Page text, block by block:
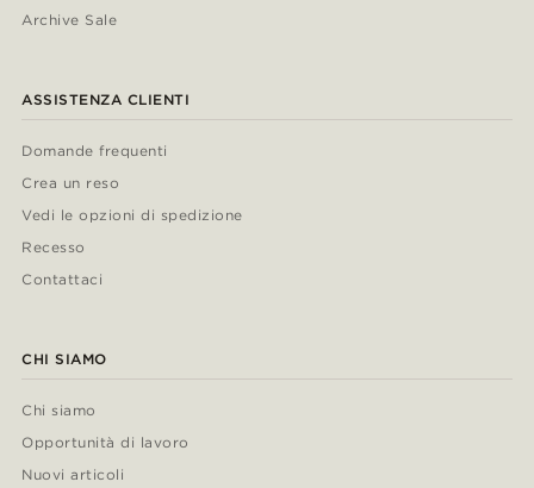
Archive Sale
ASSISTENZA CLIENTI
Domande frequenti
Crea un reso
Vedi le opzioni di spedizione
Recesso
Contattaci
CHI SIAMO
Chi siamo
Opportunità di lavoro
Nuovi articoli